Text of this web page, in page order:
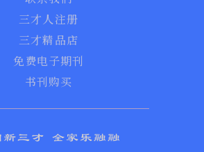
三才人注册
三才精品店
免费电子期刊
书刊购买
新三才 全家乐融融